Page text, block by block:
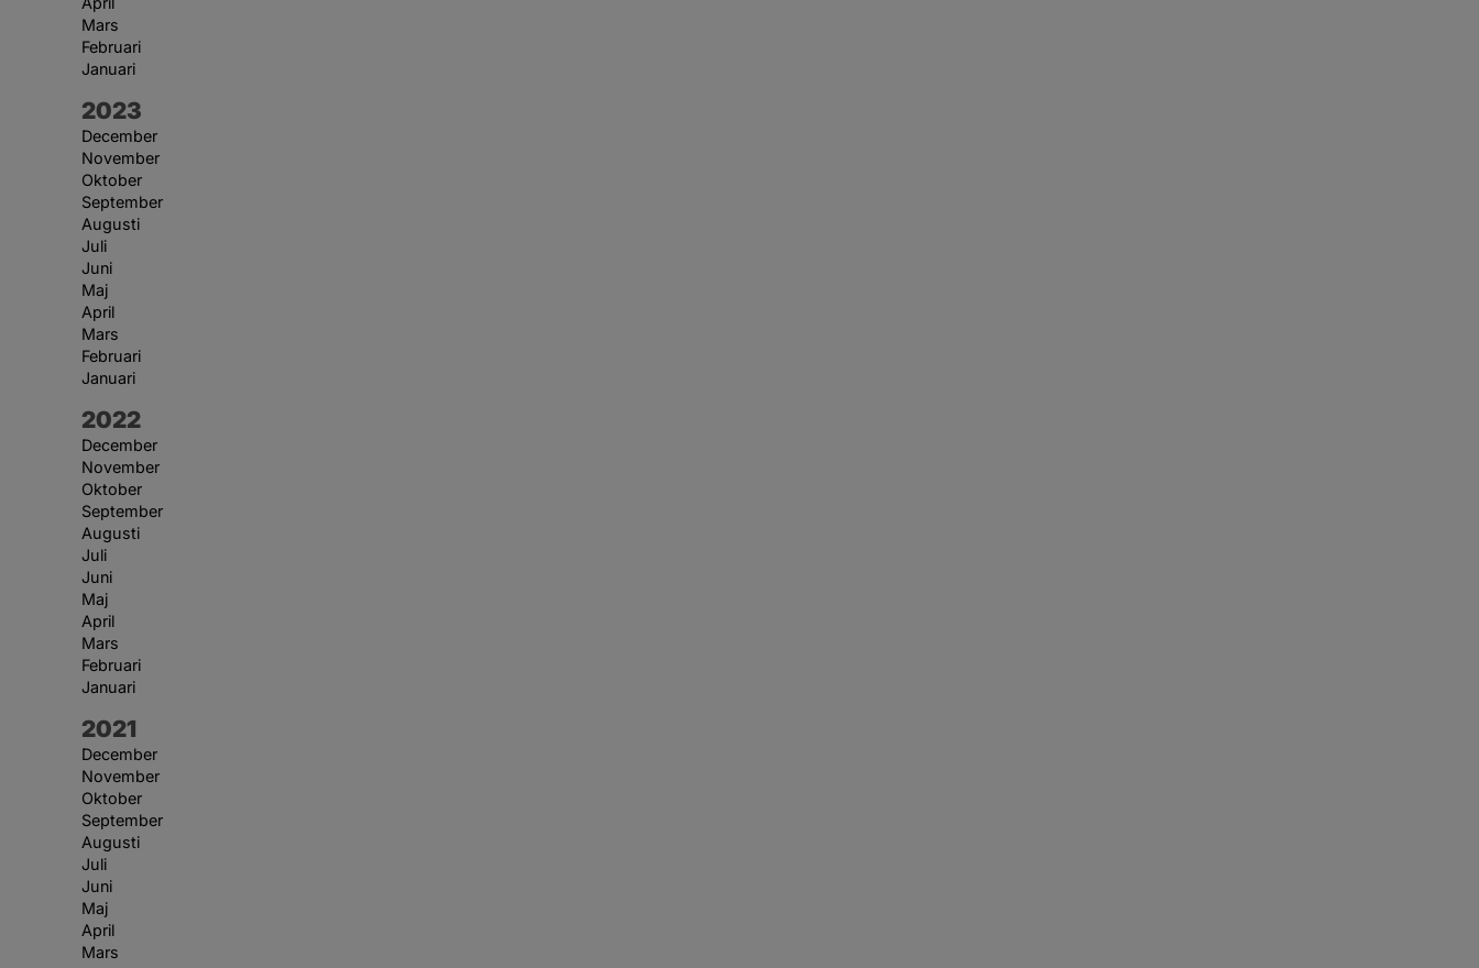
Mars
Februari
Januari
År:
2023
December
November
Oktober
September
Augusti
Juli
Juni
Maj
April
Mars
Februari
Januari
År:
2022
December
November
Oktober
September
Augusti
Juli
Juni
Maj
April
Mars
Februari
Januari
År:
2021
December
November
Oktober
September
Augusti
Juli
Juni
Maj
April
Mars